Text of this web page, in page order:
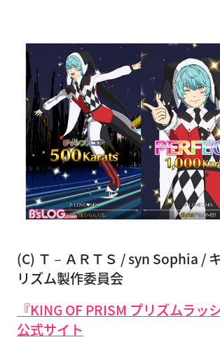
(C) Ｔ－ＡＲＴＳ / syn Sophia /
リズム製作委員会
『KING OF PRISM プリズムラッ
公式サイト